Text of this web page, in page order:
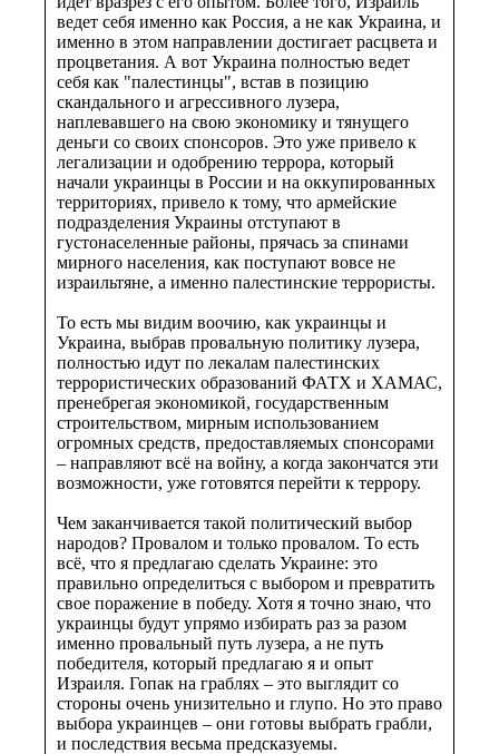
ведет себя именно как Россия, а не как Украина, и
именно в этом направлении достигает расцвета и
процветания. А вот Украина полностью ведет
себя как "палестинцы", встав в позицию
скандального и агрессивного лузера,
наплевавшего на свою экономику и тянущего
деньги со своих спонсоров. Это уже привело к
легализации и одобрению террора, который
начали украинцы в России и на оккупированных
территориях, привело к тому, что армейские
подразделения Украины отступают в
густонаселенные районы, прячась за спинами
мирного населения, как поступают вовсе не
израильтяне, а именно палестинские террористы.
То есть мы видим воочию, как украинцы и
Украина, выбрав провальную политику лузера,
полностью идут по лекалам палестинских
террористических образований ФАТХ и ХАМАС,
пренебрегая экономикой, государственным
строительством, мирным использованием
огромных средств, предоставляемых спонсорами
– направляют всё на войну, а когда закончатся эти
возможности, уже готовятся перейти к террору.
Чем заканчивается такой политический выбор
народов? Провалом и только провалом. То есть
всё, что я предлагаю сделать Украине: это
правильно определиться с выбором и превратить
свое поражение в победу. Хотя я точно знаю, что
украинцы будут упрямо избирать раз за разом
именно провальный путь лузера, а не путь
победителя, который предлагаю я и опыт
Израиля. Гопак на граблях – это выглядит со
стороны очень унизительно и глупо. Но это право
выбора украинцев – они готовы выбрать грабли,
и последствия весьма предсказуемы.